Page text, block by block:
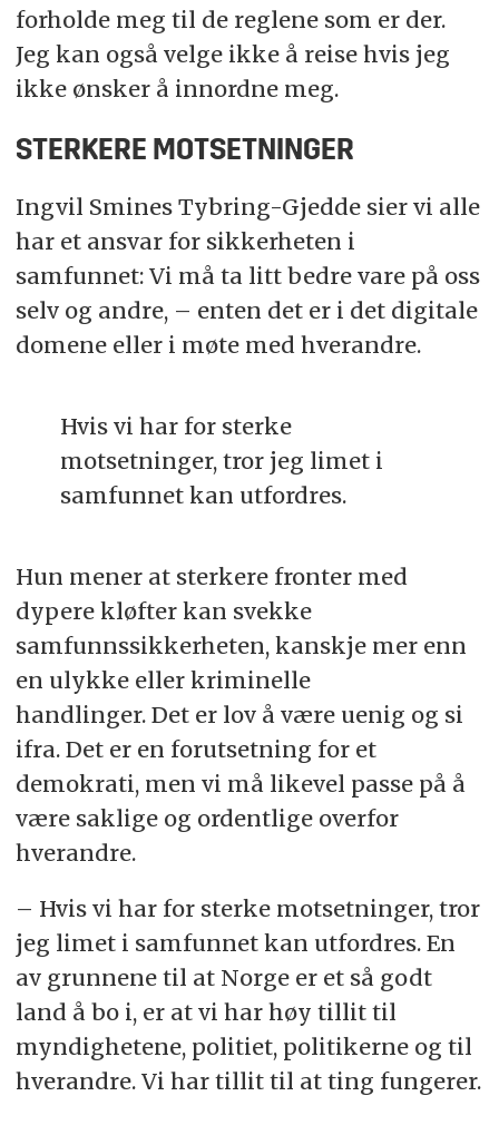
forholde meg til de reglene som er der.
Jeg kan også velge ikke å reise hvis jeg
ikke ønsker å innordne meg.
STERKERE MOTSETNINGER
Ingvil Smines Tybring-Gjedde sier vi alle
har et ansvar for sikkerheten i
samfunnet: Vi må ta litt bedre vare på oss
selv og andre, – enten det er i det digitale
domene eller i møte med hverandre.
Hvis vi har for sterke
motsetninger, tror jeg limet i
samfunnet kan utfordres.
Hun mener at sterkere fronter med
dypere kløfter kan svekke
samfunnssikkerheten, kanskje mer enn
en ulykke eller kriminelle
handlinger. Det er lov å være uenig og si
ifra. Det er en forutsetning for et
demokrati, men vi må likevel passe på å
være saklige og ordentlige overfor
hverandre.
– Hvis vi har for sterke motsetninger, tror
jeg limet i samfunnet kan utfordres. En
av grunnene til at Norge er et så godt
land å bo i, er at vi har høy tillit til
myndighetene, politiet, politikerne og til
hverandre. Vi har tillit til at ting fungerer.